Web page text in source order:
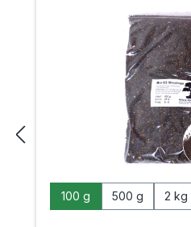
Seleziona
Peso
100 g 500 g 2 kg